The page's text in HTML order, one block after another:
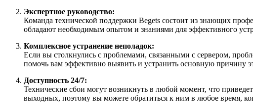
Экспертное руководство:
Команда технической поддержки Begets состоит из знающих
обладают необходимым опытом и знаниями для эффективного
Комплексное устранение неполадок:
Если вы столкнулись с проблемами, связанными с сервером,
помочь вам эффективно выявить и устранить основную причину
Доступность 24/7:
Технические сбои могут возникнуть в любой момент, что
выходных, поэтому вы можете обратиться к ним в любое время,